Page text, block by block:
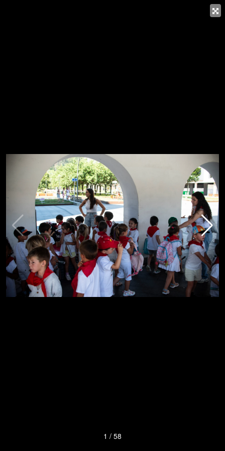
1 / 58